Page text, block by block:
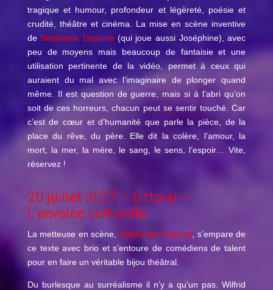
tragique et humour, profondeur et légèreté, poésie et
crudité, théâtre et cinéma. La mise en scène inventive
deStéphanie Dussine (qui joue aussi Joséphine), avec
peu de moyens mais beaucoup de fantaisie et une
utilisation pertinente de la vidéo, permet à ceux qui
auraient du mal avec l’imaginaire de plonger quand
même. Il est question de guerre, mais si à l’abri qu’on
soit de ces horreurs, chacun peut se sentir touché. Car
c’est de cœur et d’humanité que parle la pièce, de la
place du rêve, du père. Elle dit la colère, l’amour, la
mort, la mer, la mère, le sang, le sens, l’espoir… Vite,
réservez !
20 juillet 2017 – Littoral –
L’envolée culturelle
La metteuse en scène, Stéphanie Dussine , s’empare de
ce texte avec brio et s’entoure de comédiens de talent
pour en faire un véritable bijou théâtral.
Du burlesque au surréalisme il n’y a qu’un pas. Wilfrid